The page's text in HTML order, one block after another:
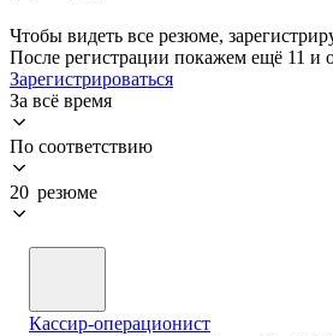
Чтобы видеть все резюме,
После регистрации покажем ещё 11 и
Зарегистрироваться
За всё время
По соответствию
20 резюме
Кассир-операционист